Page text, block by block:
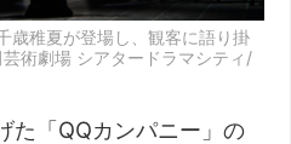
歳稚夏が登場し、観客に語り掛
術劇場 シアタードラマシティ/
た「QQカンパニー」の